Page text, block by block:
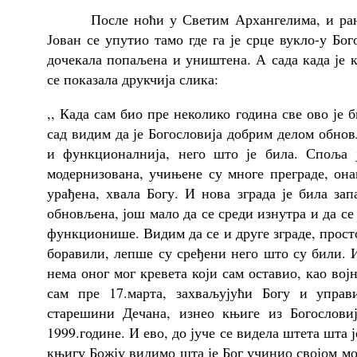
После ноћи у Светим Архангелима, и
Јован се упутио тамо где га је срце вукло-у
дочекала попаљена и уништена. А сада када је
се показала друкчија слика:
,, Када сам био пре неколико година све ово
сад видим да је Богословија добрим делом
и функционалнија, него што је била. Споља
модернизована, учињене су многе преграде,
урађена, хвала Богу. И нова зграда је била
обновљена, још мало да се среди изнутра и да
функционише. Видим да се и друге зграде,
боравили, лепше су сређени него што су били.
нема оног мог кревета који сам оставио, као
сам пре 17.марта, захваљујући Богу и
старешини Дечана, изнео књиге из
1999.године. И ево, до јуче се видела штета шта
књигу Божју видимо шта је Бог учинио својом